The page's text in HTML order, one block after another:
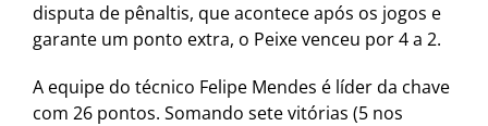
disputa de pênaltis, que acontece após os jogos e
garante um ponto extra, o Peixe venceu por 4 a 2.
A equipe do técnico Felipe Mendes é líder da chave
com 26 pontos. Somando sete vitórias (5 nos